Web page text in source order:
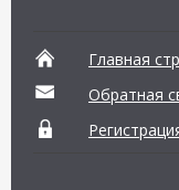
Главная
Обратная